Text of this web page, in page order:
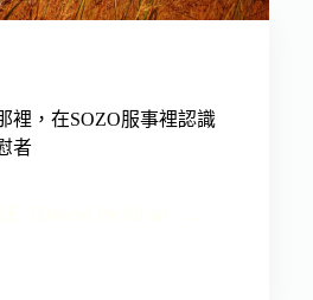
裡，在SOZO服事裡認識
者